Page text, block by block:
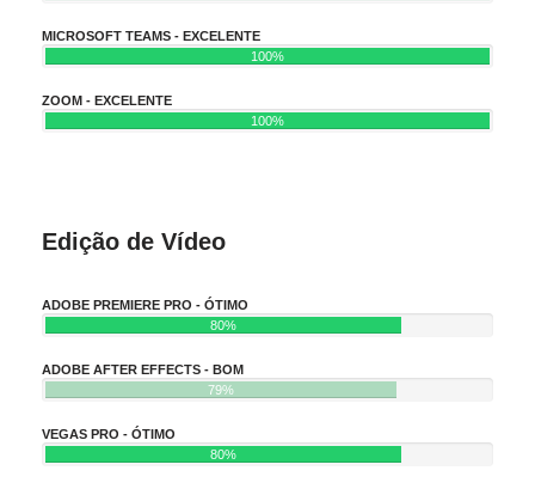
MICROSOFT TEAMS - EXCELENTE
100%
ZOOM - EXCELENTE
100%
Edição de Vídeo
ADOBE PREMIERE PRO - ÓTIMO
80%
ADOBE AFTER EFFECTS - BOM
79%
VEGAS PRO - ÓTIMO
80%